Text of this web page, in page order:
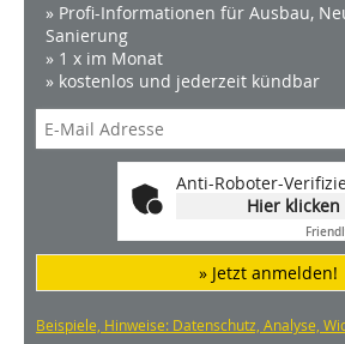
» Profi-Informationen für Ausbau,
Sanierung
» 1 x im Monat
» kostenlos und jederzeit kündbar
Anti-Roboter-
Hier klicken
» Jetzt anmelden!
Beispiele, Hinweise: Datenschutz, Analyse,